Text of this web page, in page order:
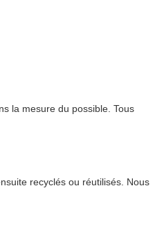
la mesure du possible. Tous
recyclés ou réutilisés. Nous